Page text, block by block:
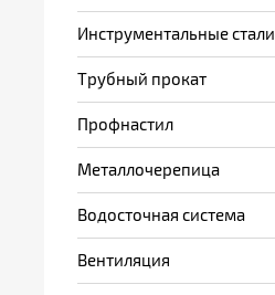
Инструментальные стали
Трубный прокат
Профнастил
Металлочерепица
Водосточная система
Вентиляция